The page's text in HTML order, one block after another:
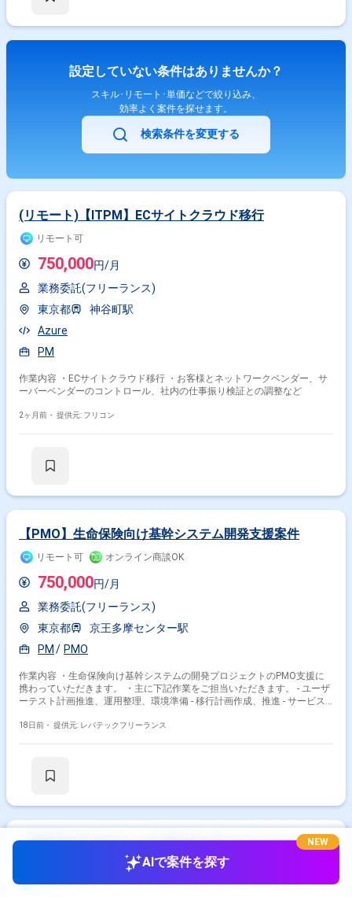
設定していない条件はありませんか？
スキル･リモート･単価などで絞り込み、
効率よく案件を探せます。
検索条件を変更する
(リモート)【ITPM】ECサイトクラウド移行
リモート可
750,000円/月
業務委託(フリーランス)
東京都
神谷町駅
Azure
PM
作業内容 ・ECサイトクラウド移行 ・お客様とネットワークベンダー、サ
ーバーベンダーのコントロール、社内の仕事振り検証との調整など
2ヶ月前・ 提供元: フリコン
【PMO】生命保険向け基幹システム開発支援案件
リモート可 オンライン商談OK
750,000円/月
業務委託(フリーランス)
東京都
京王多摩センター駅
PM
PMO
作業内容 ・生命保険向け基幹システムの開発プロジェクトのPMO支援に
携わっていただきます。 ・主に下記作業をご担当いただきます。 - ユーザ
ーテスト計画推進、運用整理、環境準備 - 移行計画作成、推進 - サービス
18日前・ 提供元: レバテックフリーランス
【開発系PM/PMO】中古車販売会社向けのスクラムマ
スターによるアジャイル開発支援です
リモート可
AIで案件を探す
NEW